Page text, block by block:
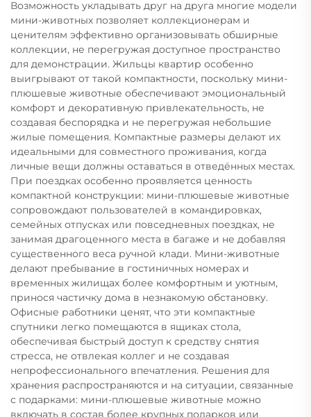
Возможность укладывать друг на друга многие модели
мини-животных позволяет коллекционерам и
ценителям эффективно организовывать обширные
коллекции, не перегружая доступное пространство
для демонстрации. Жильцы квартир особенно
выигрывают от такой компактности, поскольку мини-
плюшевые животные обеспечивают эмоциональный
комфорт и декоративную привлекательность, не
создавая беспорядка и не перегружая небольшие
жилые помещения. Компактные размеры делают их
идеальными для совместного проживания, когда
личные вещи должны оставаться в отведённых местах.
При поездках особенно проявляется ценность
компактной конструкции: мини-плюшевые животные
сопровождают пользователей в командировках,
семейных отпусках или повседневных поездках, не
занимая драгоценного места в багаже и не добавляя
существенного веса ручной клади. Мини-животные
делают пребывание в гостиничных номерах и
временных жилищах более комфортным и уютным,
принося частичку дома в незнакомую обстановку.
Офисные работники ценят, что эти компактные
спутники легко помещаются в ящиках стола,
обеспечивая быстрый доступ к средству снятия
стресса, не отвлекая коллег и не создавая
непрофессионального впечатления. Решения для
хранения распространяются и на ситуации, связанные
с подарками: мини-плюшевые животные можно
включать в состав более крупных подарков или